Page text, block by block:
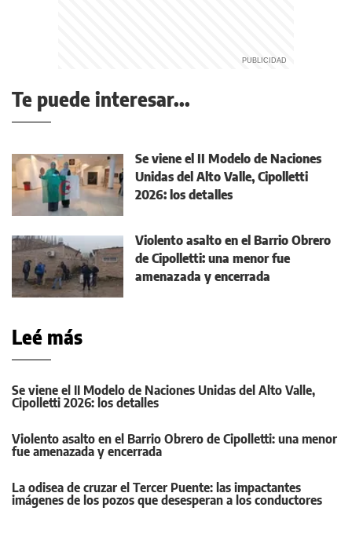
Te puede interesar...
Se viene el II Modelo de Naciones
Unidas del Alto Valle, Cipolletti
2026: los detalles
Violento asalto en el Barrio Obrero
de Cipolletti: una menor fue
amenazada y encerrada
Leé más
Se viene el II Modelo de Naciones Unidas del Alto Valle,
Cipolletti 2026: los detalles
Violento asalto en el Barrio Obrero de Cipolletti: una menor
fue amenazada y encerrada
La odisea de cruzar el Tercer Puente: las impactantes
imágenes de los pozos que desesperan a los conductores